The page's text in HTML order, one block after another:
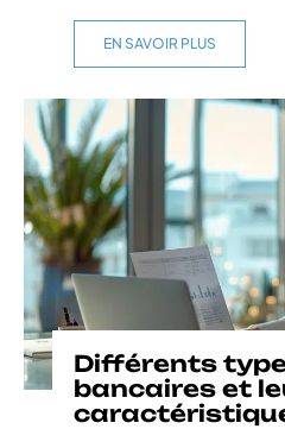
EN SAVOIR PLUS
Différents
bancaires et